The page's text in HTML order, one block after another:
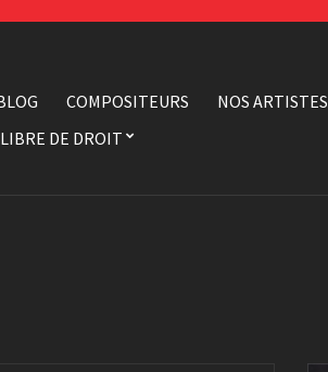
COMPOSITEURS NOS ARTISTES
DE DROIT